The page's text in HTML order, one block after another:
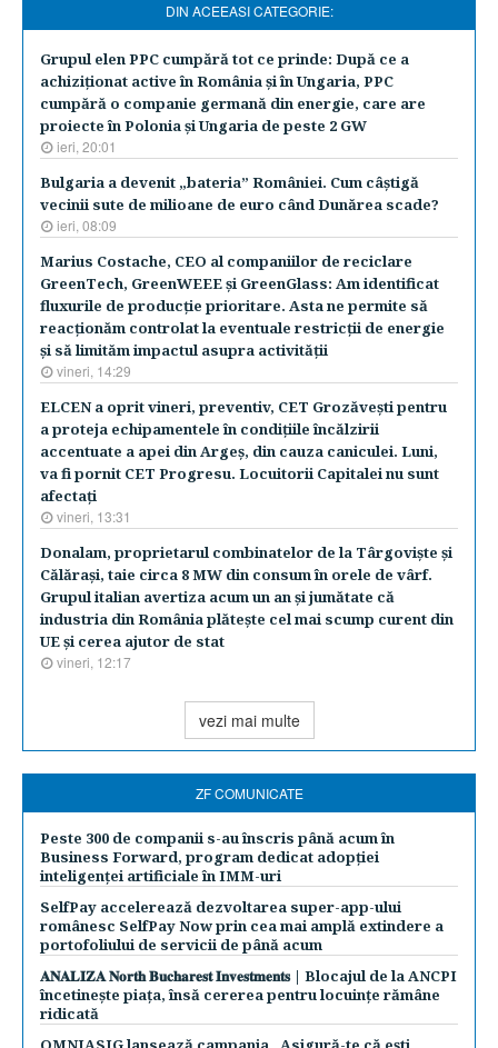
DIN ACEEASI CATEGORIE:
Grupul elen PPC cumpără tot ce prinde: După ce a
achiziţionat active în România şi în Ungaria, PPC
cumpără o companie germană din energie, care are
proiecte în Polonia şi Ungaria de peste 2 GW
ieri, 20:01
Bulgaria a devenit „bateria” României. Cum câştigă
vecinii sute de milioane de euro când Dunărea scade?
ieri, 08:09
Marius Costache, CEO al companiilor de reciclare
GreenTech, GreenWEEE şi GreenGlass: Am identificat
fluxurile de producţie prioritare. Asta ne permite să
reacţionăm controlat la eventuale restricţii de energie
şi să limităm impactul asupra activităţii
vineri, 14:29
ELCEN a oprit vineri, preventiv, CET Grozăveşti pentru
a proteja echipamentele în condiţiile încălzirii
accentuate a apei din Argeş, din cauza caniculei. Luni,
va fi pornit CET Progresu. Locuitorii Capitalei nu sunt
afectaţi
vineri, 13:31
Donalam, proprietarul combinatelor de la Târgovişte şi
Călăraşi, taie circa 8 MW din consum în orele de vârf.
Grupul italian avertiza acum un an şi jumătate că
industria din România plăteşte cel mai scump curent din
UE şi cerea ajutor de stat
vineri, 12:17
vezi mai multe
ZF COMUNICATE
Peste 300 de companii s-au înscris până acum în
Business Forward, program dedicat adopției
inteligenței artificiale în IMM-uri
SelfPay accelerează dezvoltarea super-app-ului
românesc SelfPay Now prin cea mai amplă extindere a
portofoliului de servicii de până acum
𝐀𝐍𝐀𝐋𝐈𝐙𝐀 𝐍𝐨𝐫𝐭𝐡 𝐁𝐮𝐜𝐡𝐚𝐫𝐞𝐬𝐭 𝐈𝐧𝐯𝐞𝐬𝐭𝐦𝐞𝐧𝐭𝐬 | Blocajul de la ANCPI
încetinește piața, însă cererea pentru locuințe rămâne
ridicată